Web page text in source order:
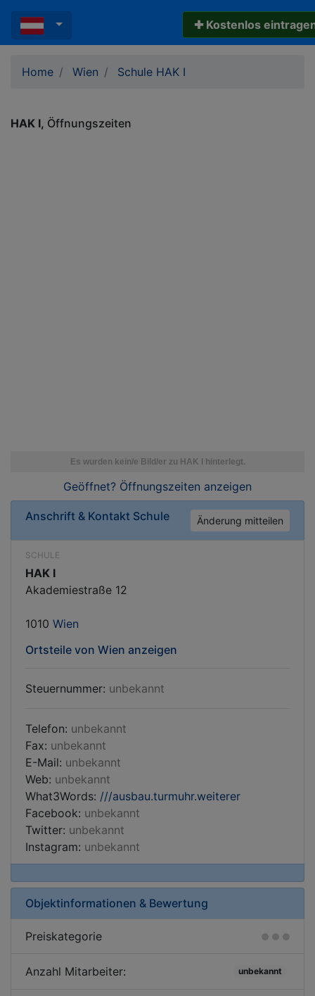
✚ Kostenlos
Home Wien Schule HAK I
HAK I Öffnungszeiten
Geöffnet? Öffnungszeiten anzeigen
Anschrift & Kontakt Schule Änderung mitteilen
SCHULE
HAK I
Akademiestraße 12
1010 Wien
Ortsteile von Wien anzeigen
Steuernummer: unbekannt
Telefon: unbekannt
Fax: unbekannt
E-Mail: unbekannt
Web: unbekannt
What3Words: ///ausbau.turmuhr.weiterer
Facebook: unbekannt
Twitter: unbekannt
Instagram: unbekannt
Objektinformationen & Bewertung
Preiskategorie
Anzahl Mitarbeiter: unbekannt